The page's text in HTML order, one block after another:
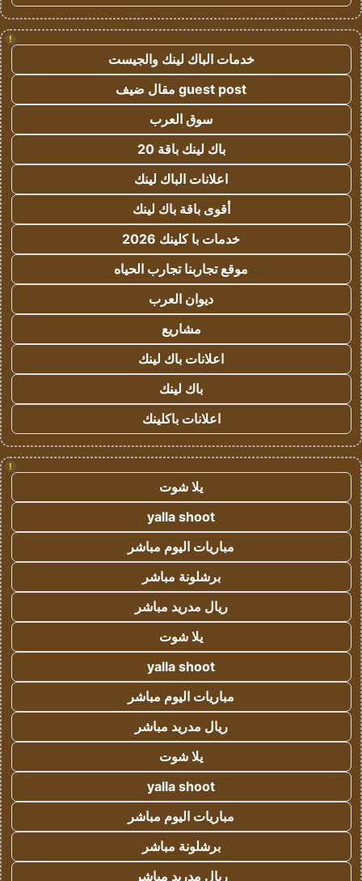
!
خدمات الباك لينك والجيست
guest post مقال ضيف
سوق العرب
باك لينك باقة 20
اعلانات الباك لينك
أقوى باقة باك لينك
خدمات با كلينك 2026
موقع تجاربنا تجارب الحياه
ديوان العرب
مشاريع
اعلانات باك لينك
باك لينك
اعلانات باكلينك
!
يلا شوت
yalla shoot
مباريات اليوم مباشر
برشلونة مباشر
ريال مدريد مباشر
يلا شوت
yalla shoot
مباريات اليوم مباشر
ريال مدريد مباشر
يلا شوت
yalla shoot
مباريات اليوم مباشر
برشلونة مباشر
ريال مدريد مباشر